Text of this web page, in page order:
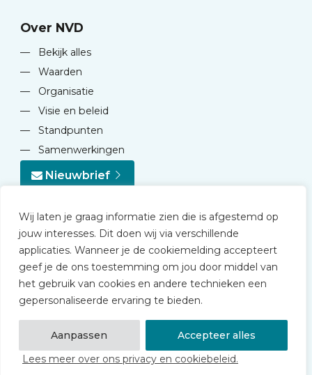
Wij laten je graag informatie zien die is afgestemd op
jouw interesses. Dit doen wij via verschillende
applicaties. Wanneer je de cookiemelding accepteert
geef je de ons toestemming om jou door middel van
het gebruik van cookies en andere technieken een
gepersonaliseerde ervaring te bieden.
Aanpassen
Accepteer alles
Lees meer over ons privacy en cookiebeleid.
Over NVD
—
Bekijk alles
—
Waarden
—
Organisatie
—
Visie en beleid
—
Standpunten
—
Samenwerkingen
Nieuwbrief
© 2026 NVD
Privacy statement
Disclaimer